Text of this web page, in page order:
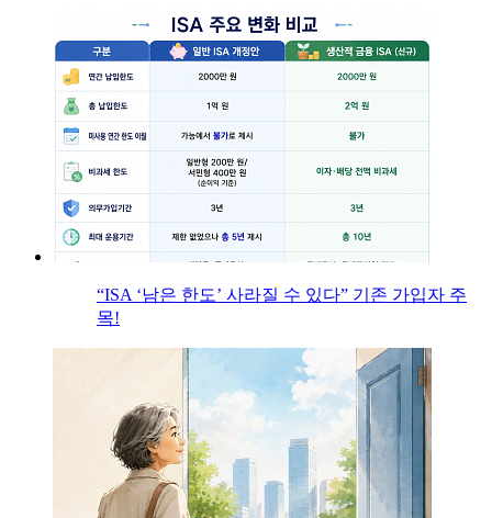
“ISA ‘남은 한도’ 사라질 수 있다” 기존 가입자 주
목!